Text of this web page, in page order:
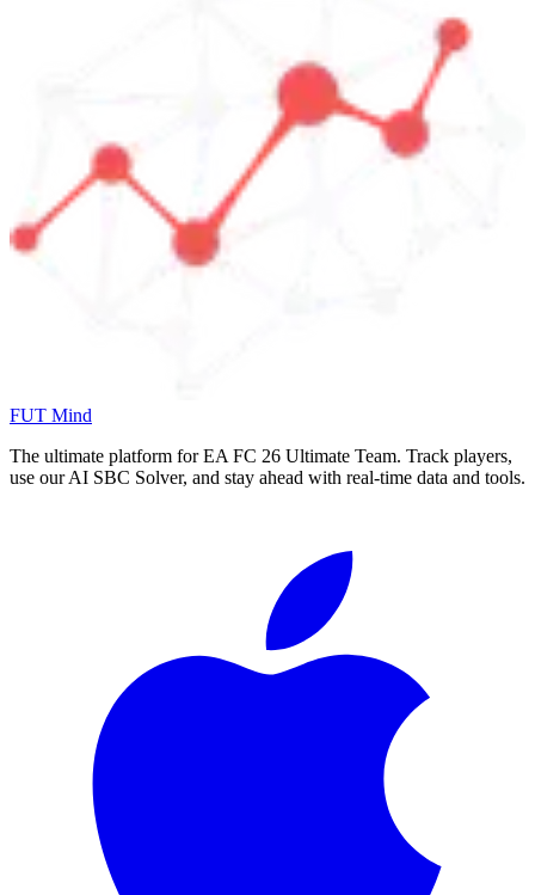
FUT Mind
The ultimate platform for EA FC 26 Ultimate Team. Track players,
use our AI SBC Solver, and stay ahead with real-time data and tools.